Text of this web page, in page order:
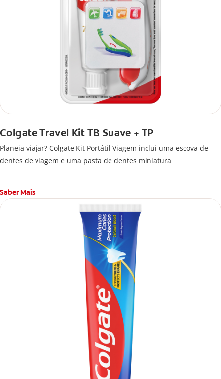
Colgate Travel Kit TB Suave + TP
Planeia viajar? Colgate Kit Portátil Viagem inclui uma escova de
dentes de viagem e uma pasta de dentes miniatura
Saber Mais